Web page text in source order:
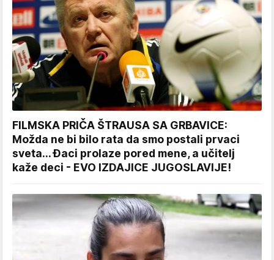
FILMSKA PRIČA ŠTRAUSA SA GRBAVICE:
Možda ne bi bilo rata da smo postali prvaci
sveta... Đaci prolaze pored mene, a učitelj
kaže deci - EVO IZDAJICE JUGOSLAVIJE!